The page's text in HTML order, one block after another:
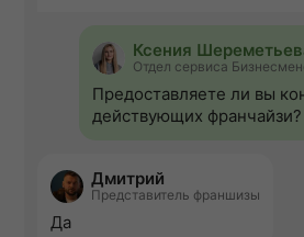
Ксения
Отдел сервиса
Предоставляете ли вы
действующих франчайзи?
Дмитрий
Представитель франшизы
Да